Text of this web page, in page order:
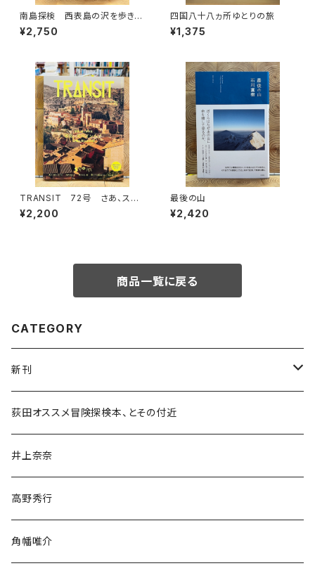
南島探検 西表島の沢を歩きつ
くす
¥2,750
四国八十八ヵ所ゆとりの旅
¥1,375
TRANSIT 72号 さあ、スペ
インへ！ 太陽と海と土の国
¥2,200
最後の山
¥2,420
商品一覧に戻る
CATEGORY
新刊
和書
文学・小説・物語
随筆・ノンフィクション・その他
荻田オススメ冒険探検本、とその付近
井上奈奈
高野秀行
角幡唯介